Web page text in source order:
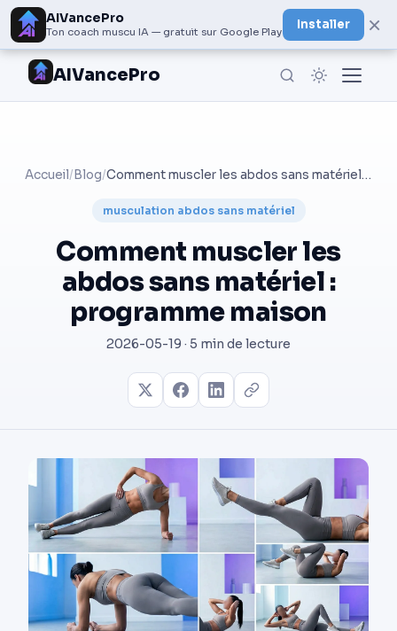
AIVancePro
Ton coach muscu IA — gratuit sur Google Play
Installer ×
AIVancePro
Accueil/ Blog/ Comment muscler les abdos sans matériel : programme maison
musculation abdos sans matériel
Comment muscler les
abdos sans matériel :
programme maison
2026-05-19 · 5 min de lecture